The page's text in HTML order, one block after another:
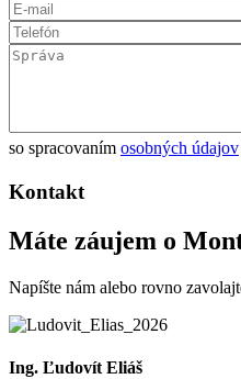
so spracovaním osobných údajov
Kontakt
Máte záujem o
Napíšte nám alebo rovno
Ing. Ľudovít Eliáš